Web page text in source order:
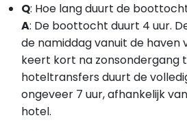
Q: Hoe lang duurt de
A: De boottocht duurt 4 uur.
de namiddag vanuit de haven
keert kort na zonsondergang
hoteltransfers duurt de
ongeveer 7 uur, afhankelijk
hotel.